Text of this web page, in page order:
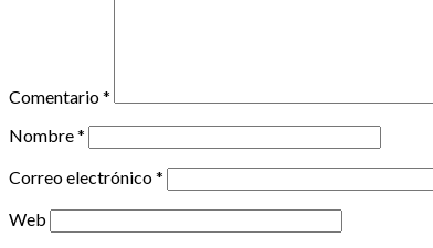
Comentario*
Nombre*
Correo electrónico*
Web